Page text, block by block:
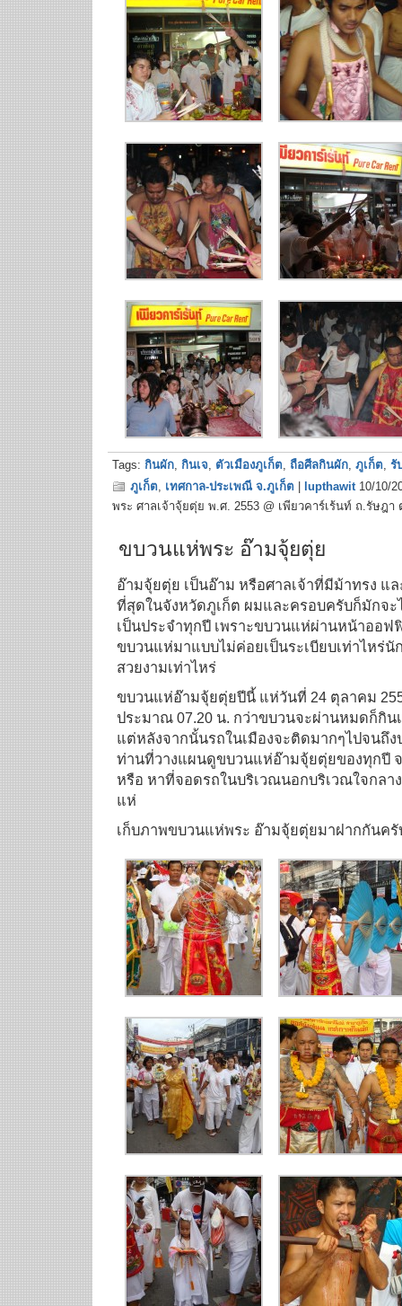
Tags: กินผัก, กินเจ, ตัวเมืองภูเก็ต, ถือศีลกินผัก, ภูเก็ต, รั
ภูเก็ต, เทศกาล-ประเพณี จ.ภูเก็ต lupthawit10/10/
พระ ศาลเจ้าจุ้ยตุ่ย พ.ศ. 2553 @ เพียวคาร์เร้นท์ ถ.รัษฎา
ขบวนแห่พระ อ๊ามจุ้ยตุ่ย
อ๊ามจุ้ยตุ่ย เป็นอ๊าม หรือศาลเจ้าที่มีม้าทรง แ
ที่สุดในจังหวัดภูเก็ต ผมและครอบครับก็มักจ
เป็นประจำทุกปี เพราะขบวนแห่ผ่านหน้าออฟ
ขบวนแห่มาแบบไม่ค่อยเป็นระเบียบเท่าไหร่นั
สวยงามเท่าไหร่
ขบวนแห่อ๊ามจุ้ยตุ่ยปีนี้ แห่วันที่ 24 ตุลาคม
ประมาณ 07.20 น. กว่าขบวนจะผ่านหมดก็กิน
แต่หลังจากนั้นรถในเมืองจะติดมากๆไปจนถึ
ท่านที่วางแผนดูขบวนแห่อ๊ามจุ้ยตุ่ยของทุกปี จ
หรือ หาที่จอดรถในบริเวณนอกบริเวณใจกลา
แห่
เก็บภาพขบวนแห่พระ อ๊ามจุ้ยตุ่ยมาฝากกันครั